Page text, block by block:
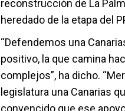
reconstrucción de La
heredado de la etapa del
“Defendemos una
positivo, la que camina
complejos”, ha dicho. “
legislatura una Canarias
convencido que ese